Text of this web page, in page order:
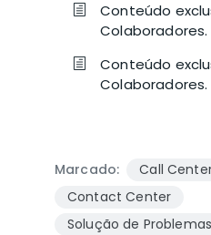
Conteúdo
Colaboradores.
Conteúdo
Colaboradores.
Marcado: Call
Contact Center
Solução de Problemas